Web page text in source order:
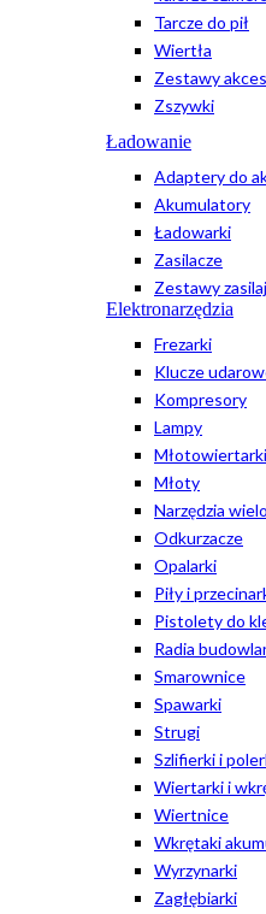
Tarcze do pił
Wiertła
Zestawy
Zszywki
Ładowanie
Adaptery do
Akumulatory
Ładowarki
Zasilacze
Zestawy
Elektronarzędzia
Frezarki
Klucze
Kompresory
Lampy
Młotowiertarki
Młoty
Narzędzia
Odkurzacze
Opalarki
Piły i
Pistolety do
Radia
Smarownice
Spawarki
Strugi
Szlifierki i
Wiertarki i
Wiertnice
Wkrętaki
Wyrzynarki
Zagłębiarki